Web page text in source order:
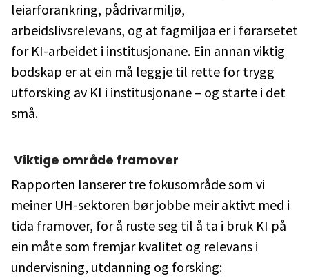
leiarforankring, pådrivarmiljø,
arbeidslivsrelevans, og at fagmiljøa er i førarsetet
for KI-arbeidet i institusjonane. Ein annan viktig
bodskap er at ein må leggje til rette for trygg
utforsking av KI i institusjonane – og starte i det
små.
Viktige område framover
Rapporten lanserer tre fokusområde som vi
meiner UH-sektoren bør jobbe meir aktivt med i
tida framover, for å ruste seg til å ta i bruk KI på
ein måte som fremjar kvalitet og relevans i
undervisning, utdanning og forsking: